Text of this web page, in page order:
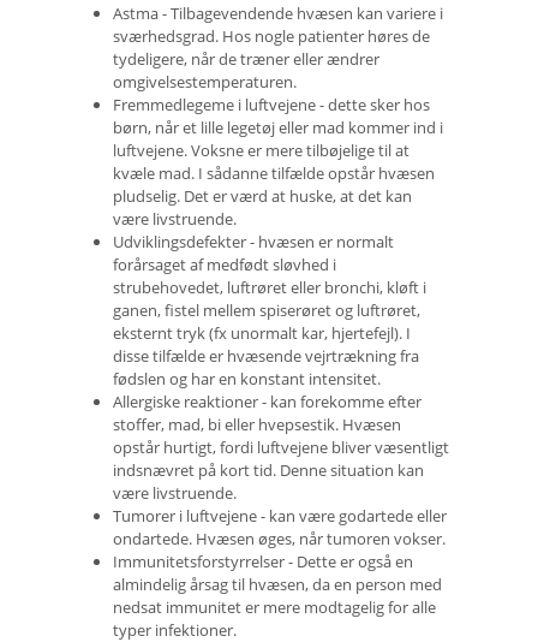
Astma - Tilbagevendende hvæsen kan variere i
sværhedsgrad. Hos nogle patienter høres de
tydeligere, når de træner eller ændrer
omgivelsestemperaturen.
Fremmedlegeme i luftvejene - dette sker hos
børn, når et lille legetøj eller mad kommer ind i
luftvejene. Voksne er mere tilbøjelige til at
kvæle mad. I sådanne tilfælde opstår hvæsen
pludselig. Det er værd at huske, at det kan
være livstruende.
Udviklingsdefekter - hvæsen er normalt
forårsaget af medfødt sløvhed i
strubehovedet, luftrøret eller bronchi, kløft i
ganen, fistel mellem spiserøret og luftrøret,
eksternt tryk (fx unormalt kar, hjertefejl). I
disse tilfælde er hvæsende vejrtrækning fra
fødslen og har en konstant intensitet.
Allergiske reaktioner - kan forekomme efter
stoffer, mad, bi eller hvepsestik. Hvæsen
opstår hurtigt, fordi luftvejene bliver væsentligt
indsnævret på kort tid. Denne situation kan
være livstruende.
Tumorer i luftvejene - kan være godartede eller
ondartede. Hvæsen øges, når tumoren vokser.
Immunitetsforstyrrelser - Dette er også en
almindelig årsag til hvæsen, da en person med
nedsat immunitet er mere modtagelig for alle
typer infektioner.